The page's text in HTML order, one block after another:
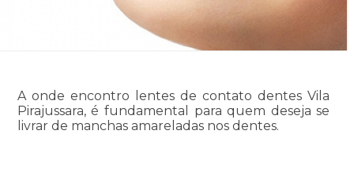
A onde encontro lentes de contato dentes Vila
Pirajussara, é fundamental para quem deseja se
livrar de manchas amareladas nos dentes.